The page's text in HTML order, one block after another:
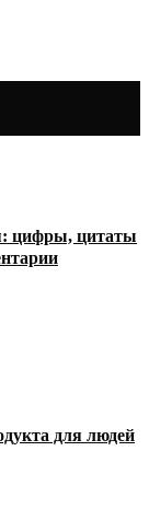
цифры, цитаты
для людей